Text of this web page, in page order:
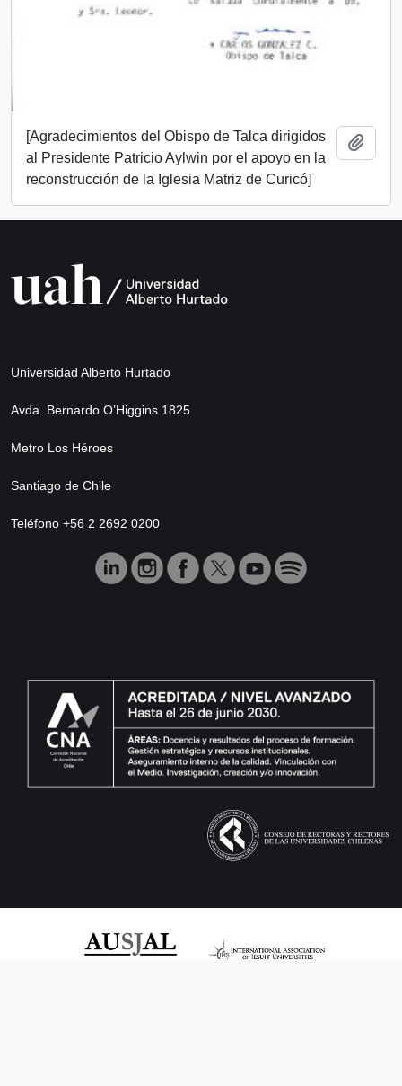
[Agradecimientos del Obispo de Talca dirigidos
al Presidente Patricio Aylwin por el apoyo en la
reconstrucción de la Iglesia Matriz de Curicó]
Universidad Alberto Hurtado
Avda. Bernardo O’Higgins 1825
Metro Los Héroes
Santiago de Chile
Teléfono +56 2 2692 0200